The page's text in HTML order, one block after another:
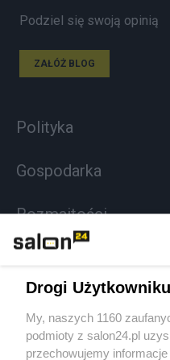
Podziel się swoją opinią
ZAŁÓŻ BLOG
Polityka
Gospodarka
Rozmaitości
Sport
Społeczeństwo
Drogi
My, naszych 1160
podmioty z salon24.pl
przechowujemy